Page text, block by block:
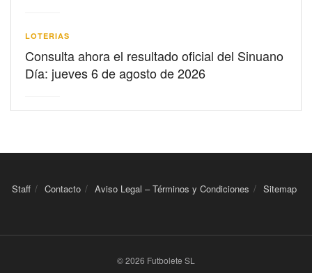
LOTERIAS
Consulta ahora el resultado oficial del Sinuano
Día: jueves 6 de agosto de 2026
Staff Contacto Aviso Legal – Términos y Condiciones Sitemap
© 2026 Futbolete SL